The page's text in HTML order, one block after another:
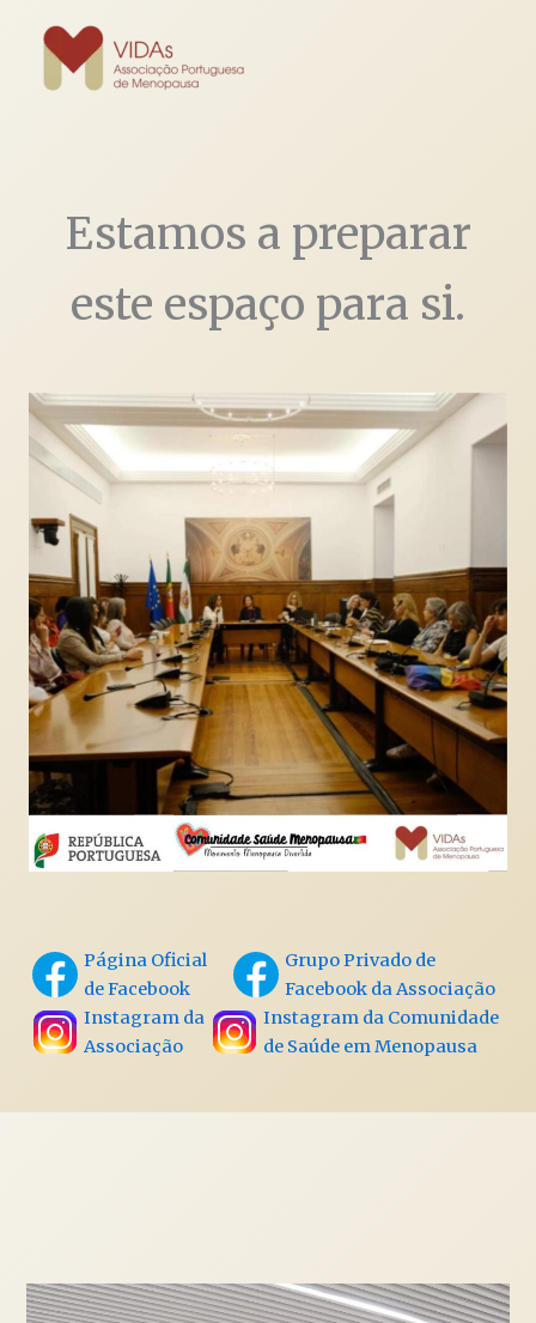
content
Estamos a preparar
este espaço para si.
Página Oficial
de Facebook
Grupo Privado de
Facebook da Associação
Instagram da
Associação
Instagram da Comunidade
de Saúde em Menopausa